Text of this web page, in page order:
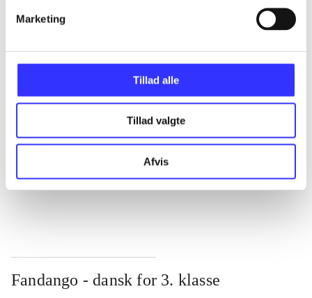
Marketing
Tillad alle
Tillad valgte
Afvis
Fandango - dansk for 3. klasse